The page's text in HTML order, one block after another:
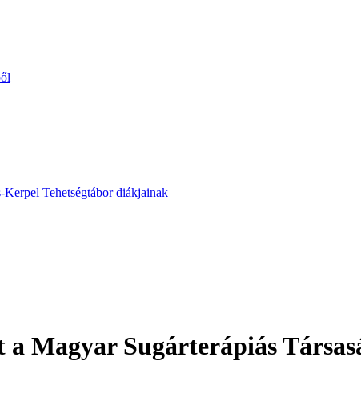
Tehetségtábor diákjainak
Magyar Sugárterápiás